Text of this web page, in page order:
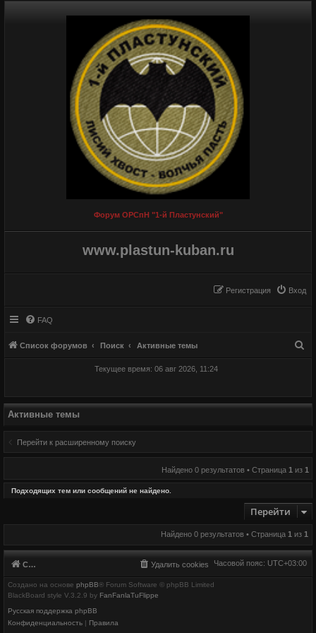
Форум ОРСпН "1-й Пластунский"
www.plastun-kuban.ru
Вход
Регистрация
FAQ
Список форумов Поиск Активные темы
Текущее время: 06 авг 2026, 11:24
Активные темы
Перейти к расширенному поиску
Найдено 0 результатов • Страница 1 из 1
Подходящих тем или сообщений не найдено.
Перейти
Найдено 0 результатов • Страница 1из 1
Список форумов Часовой пояс: UTC+03:00
Удалить cookies
Создано на основе phpBB® Forum Software © phpBB Limited
BlackBoard style V.3.2.9 by FanFanlaTuFlippe
Русская поддержка phpBB
Конфиденциальность | Правила